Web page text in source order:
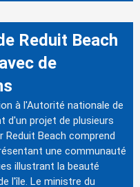
Reduit Beach
de
à l'Autorité nationale de
d'un projet de plusieurs
Reduit Beach comprend
une communauté
illustrant la beauté
l'île. Le ministre du